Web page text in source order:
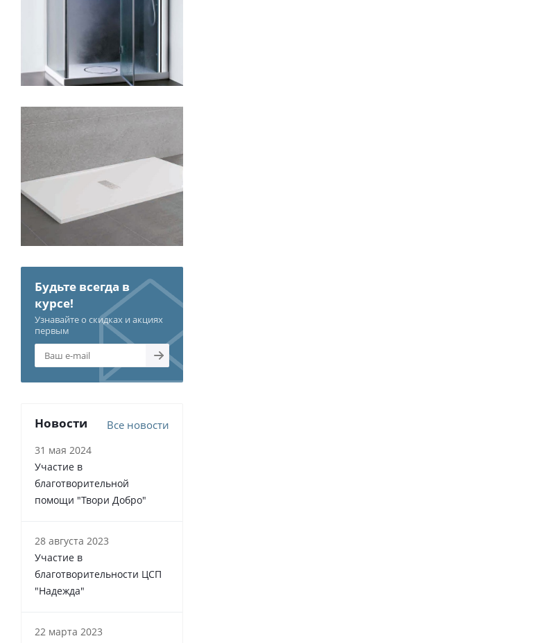
Будьте всегда в
курсе!
Узнавайте о скидках и акциях
первым
Новости Все новости
31 мая 2024
Участие в
благотворительной
помощи "Твори Добро"
28 августа 2023
Участие в
благотворительности ЦСП
"Надежда"
22 марта 2023